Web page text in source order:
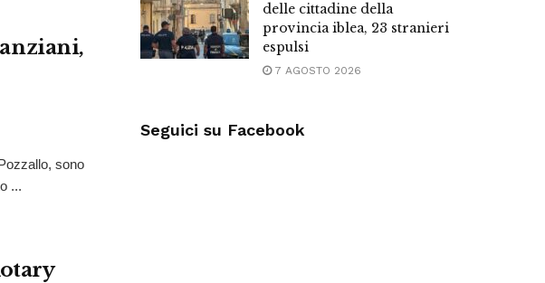
sono
...
delle cittadine della
provincia iblea, 23 stranieri
espulsi
7 AGOSTO 2026
Seguici su Facebook